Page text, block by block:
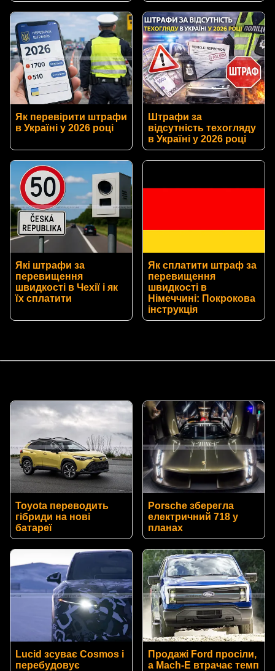
Як перевірити штрафи
в Україні у 2026 році
Штрафи за
відсутність техогляду
в Україні у 2026 році
Які штрафи за
перевищення
швидкості в Чехії і як
їх сплатити
Як сплатити штраф за
перевищення
швидкості в
Німеччині: Покрокова
інструкція
Toyota переводить
гібриди на нові
батареї
Porsche зберегла
електричний 718 у
планах
Lucid зсуває Cosmos і
перебудовує
Продажі Ford просіли,
а Mach-E втрачає темп